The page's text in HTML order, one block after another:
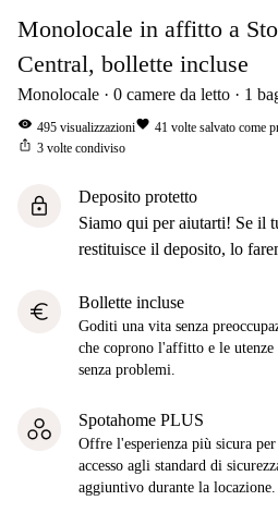
Monolocale in affitto a
Central, bollette incluse
Monolocale 0 camere da letto 1
visibility 495 visualizzazionifavorite 41 volte salvato come
ios_share 3 volte condiviso
lock
Deposito protetto
Siamo qui per aiutarti! Se il
restituisce il deposito, lo
euro Bollette incluse
Goditi una vita senza
che coprono l'affitto e le
senza problemi.
Spotahome PLUS
Offre l'esperienza più sicura
accesso agli standard di
aggiuntivo durante la locazione.